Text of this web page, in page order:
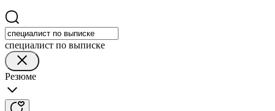
специалист по выписке
Резюме